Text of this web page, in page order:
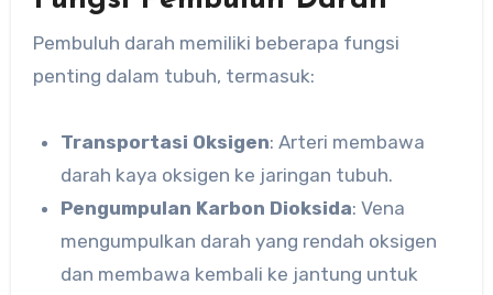
Pembuluh darah memiliki beberapa fungsi
penting dalam tubuh, termasuk:
Transportasi Oksigen: Arteri membawa
darah kaya oksigen ke jaringan tubuh.
Pengumpulan Karbon Dioksida: Vena
mengumpulkan darah yang rendah oksigen
dan membawa kembali ke jantung untuk